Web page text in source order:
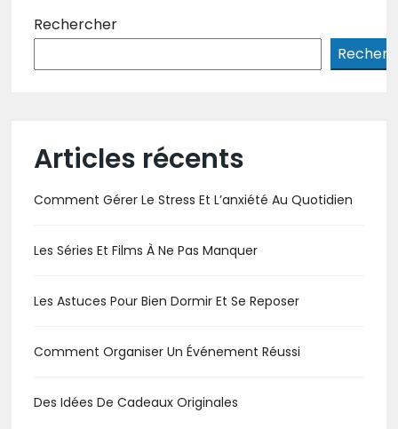
Rechercher
Articles récents
Comment Gérer Le Stress Et L’anxiété Au Quotidien
Les Séries Et Films À Ne Pas Manquer
Les Astuces Pour Bien Dormir Et Se Reposer
Comment Organiser Un Événement Réussi
Des Idées De Cadeaux Originales